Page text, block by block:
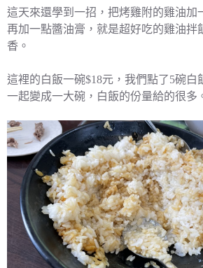
這天來還學到一招，把烤雞附的雞油加
再加一點醬油膏，就是超好吃的雞油拌
香。
這裡的白飯一碗$18元，我們點了5碗白
一起變成一大碗，白飯的份量給的很多